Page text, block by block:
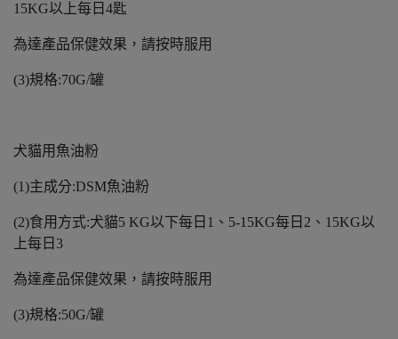
15KG以上每日4匙
為達產品保健效果，請按時服用
(3)規格:70G/罐
犬貓用魚油粉
(1)主成分:DSM魚油粉
(2)食用方式:犬貓5 KG以下每日1、5-15KG每日2、15KG以
上每日3
為達產品保健效果，請按時服用
(3)規格:50G/罐